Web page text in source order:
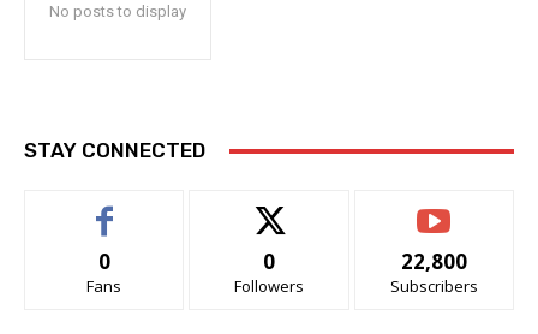
No posts to display
STAY CONNECTED
0
Fans
0
Followers
22,800
Subscribers